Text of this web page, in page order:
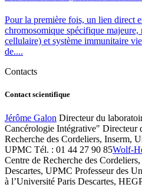
Pour la première fois, un lien direct
chromosomique spécifique
cellulaire) et système immunitaire
de....
Contacts
Contact scientifique
Jérôme Galon Directeur du
Cancérologie Intégrative" Directeur
Recherche des Cordeliers, Inserm,
UPMC Tél. : 01 44 27 90 85Wolf-
Centre de Recherche des
Descartes, UPMC Professeur des
à l’Université Paris Descartes,